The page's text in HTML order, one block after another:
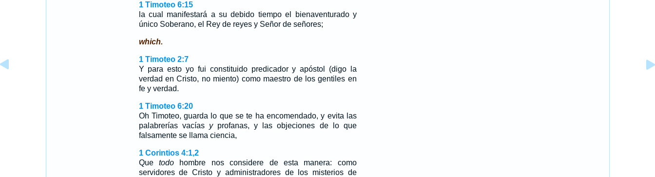
1 Timoteo 6:15
la cual manifestará a su debido tiempo el bienaventurado y
único Soberano, el Rey de reyes y Señor de señores;
which.
1 Timoteo 2:7
Y para esto yo fui constituido predicador y apóstol (digo la
verdad en Cristo, no miento) como maestro de los gentiles en
fe y verdad.
1 Timoteo 6:20
Oh Timoteo, guarda lo que se te ha encomendado, y evita las
palabrerías vacías yprofanas, y las objeciones de lo que
falsamente se llama ciencia,
1 Corintios 4:1,2
Que todohombre nos considere de esta manera: como
servidores de Cristo y administradores de los misterios de